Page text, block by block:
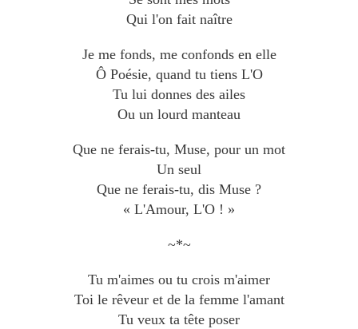
Qui l'on fait naître
Je me fonds, me confonds en elle
Ô Poésie, quand tu tiens L'O
Tu lui donnes des ailes
Ou un lourd manteau
Que ne ferais-tu, Muse, pour un mot
Un seul
Que ne ferais-tu, dis Muse ?
« L'Amour, L'O ! »
~*~
Tu m'aimes ou tu crois m'aimer
Toi le rêveur et de la femme l'amant
Tu veux ta tête poser